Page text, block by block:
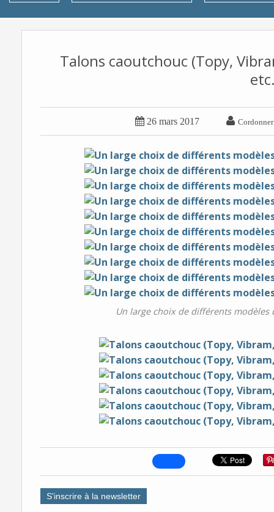
Talons caoutchouc (Topy,
 26 mars 2017 
Un large choix de différents
S'inscrire à la newsletter